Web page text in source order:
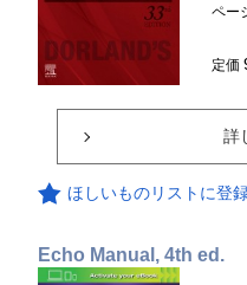
ペー
定価
詳
ほしいものリストに登
Echo Manual, 4th ed.